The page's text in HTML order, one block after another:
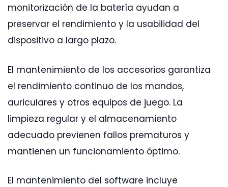
monitorización de la batería ayudan a
preservar el rendimiento y la usabilidad del
dispositivo a largo plazo.
El mantenimiento de los accesorios garantiza
el rendimiento continuo de los mandos,
auriculares y otros equipos de juego. La
limpieza regular y el almacenamiento
adecuado previenen fallos prematuros y
mantienen un funcionamiento óptimo.
El mantenimiento del software incluye